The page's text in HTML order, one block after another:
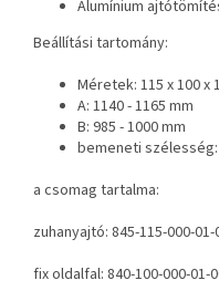
Alumínium
Beállítási tartomány:
Méretek: 115 x 100 x
A: 1140 - 1165 mm
B: 985 - 1000 mm
bemeneti szélesség:
a csomag tartalma:
zuhanyajtó: 845-115-000-01-
fix oldalfal: 840-100-000-01-